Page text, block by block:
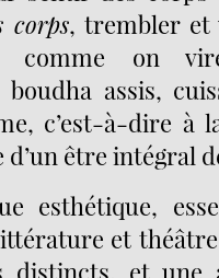
corps, trembler et
on
assis,
c’est-à-dire à
être intégral
esthétique,
et
distincts, et une